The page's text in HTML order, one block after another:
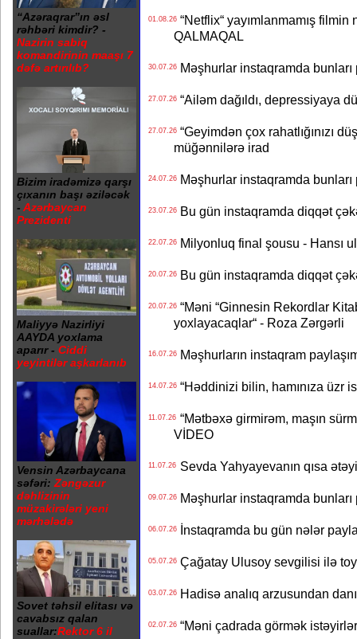
“Azəraqrar”ın əsl
rəhbəri kimdir? -
Nazirin sabiq
komandirinin maaşı 7
dəfə artırılıb?
Bizim iradəmizə qarşı
çıxanın başı əziləcək
- Azərbaycan
Prezidenti
Maliyyə Nazirliyi
AAYDA yoxlama
aparır - Ciddi
yeyintilər aşkarlanıb
Vensin Azərbaycana
səfəri: Zəngəzur
dəhlizinin
müzakirələri yeni
mərhələdə
Sovet təhsil elitası və
cavabsız qalan
suallar:Rektor 6 il
01.08.26“Netflix“ yayımlanmamış
QALMAQAL
30.07.26Məşhurlar instaqramda bunları
27.07.26“Ailəm dağıldı, depressiyaya
27.07.26“Geyimdən çox rahatlığınızı
müğənnilərə irad
24.07.26Məşhurlar instaqramda bunları
23.07.26Bu gün instaqramda diqqət
22.07.26Milyonluq final şousu - Hansı
20.07.26Bu gün instaqramda diqqət
20.07.26“Məni “Ginnesin Rekordlar
yoxlayacaqlar“ - Roza Zərgərli
16.07.26Məşhurların instaqram
14.07.26“Həddinizi bilin, hamınıza üzr
11.07.26“Mətbəxə girmirəm, maşın
VİDEO
11.07.26Sevda Yahyayevanın qısa
09.07.26Məşhurlar instaqramda bunları
06.07.26İnstaqramda bu gün nələr
05.07.26Çağatay Ulusoy sevgilisi ilə
03.07.26Hadisə analıq arzusundan
02.07.26“Məni çadrada görmək